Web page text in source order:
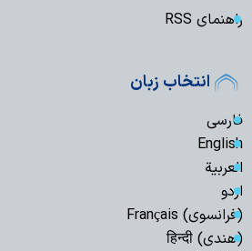
راهنمای RSS
انتخاب زبان
فارسی
English
العربیة
اردو
(فرانسوی) Français
(هندی) हिन्दी